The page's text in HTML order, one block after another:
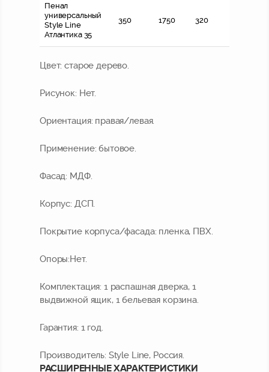
Пенал
универсальный
Style Line
Атлантика 35
350 1750 320
Цвет: старое дерево.
Рисунок: Нет.
Ориентация: правая/левая.
Применение: бытовое.
Фасад: МДФ.
Корпус: ДСП.
Покрытие корпуса/фасада: пленка, ПВХ.
Опоры:Нет.
Комплектация: 1 распашная дверка, 1
выдвижной ящик, 1 бельевая корзина.
Гарантия: 1 год.
Производитель: Style Line, Россия.
РАСШИРЕННЫЕ ХАРАКТЕРИСТИКИ